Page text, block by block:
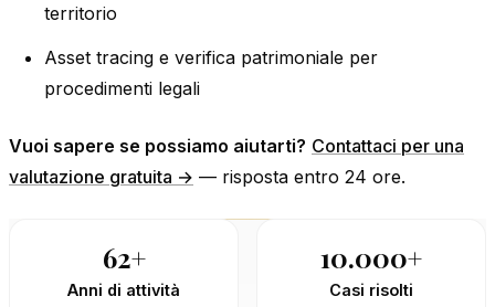
territorio
Asset tracing e verifica patrimoniale per
procedimenti legali
Vuoi sapere se possiamo aiutarti? Contattaci per una
valutazione gratuita → — risposta entro 24 ore.
62+
Anni di attività
10.000+
Casi risolti